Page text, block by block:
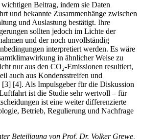
Beitrag, indem sie Daten
und bekannte Zusammenhänge zwischen
und Auslastung bestätigt. Ihre
sollten jedoch im Lichte der
und der noch unvollständig
interpretiert werden. Es wäre
in ähnlicher Weise zu
nur aus den CO₂-Emissionen resultiert,
auch aus Kondensstreifen und
[3] [4]. Als Impulsgeber für die Diskussion
ist die Studie sehr wertvoll – für
ist eine weiter differenzierte
Betrieb, Regulierung und Nachfrage
Beteiligung von Prof. Dr. Volker Grewe,